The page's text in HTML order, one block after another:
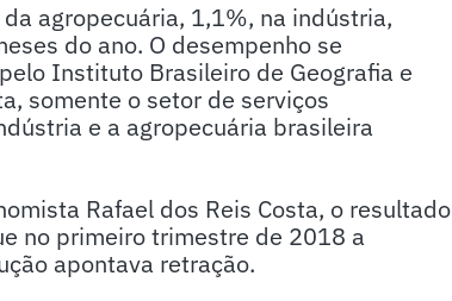
agropecuária, 1,1%, na indústria,
do ano. O desempenho se
Instituto Brasileiro de Geografia e
somente o setor de serviços
e a agropecuária brasileira
Rafael dos Reis Costa, o resultado
no primeiro trimestre de 2018 a
apontava retração.